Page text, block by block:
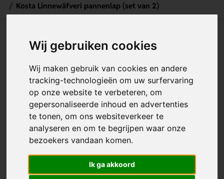
Wij gebruiken cookies
Wij maken gebruik van cookies en andere
tracking-technologieën om uw surfervaring
op onze website te verbeteren, om
gepersonaliseerde inhoud en advertenties
te tonen, om ons websiteverkeer te
analyseren en om te begrijpen waar onze
bezoekers vandaan komen.
Ik ga akkoord
Kosta Linnewäfveri pannenlap (set van 2)
Kosta Linnewäfveri pannenlap
(set van 2)
Artikelnummer: 330104